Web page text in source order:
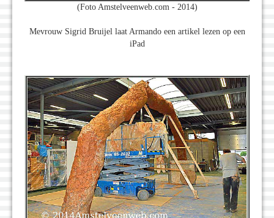
(Foto Amstelveenweb.com - 2014)
Mevrouw Sigrid Bruijel laat Armando een artikel lezen op een
iPad